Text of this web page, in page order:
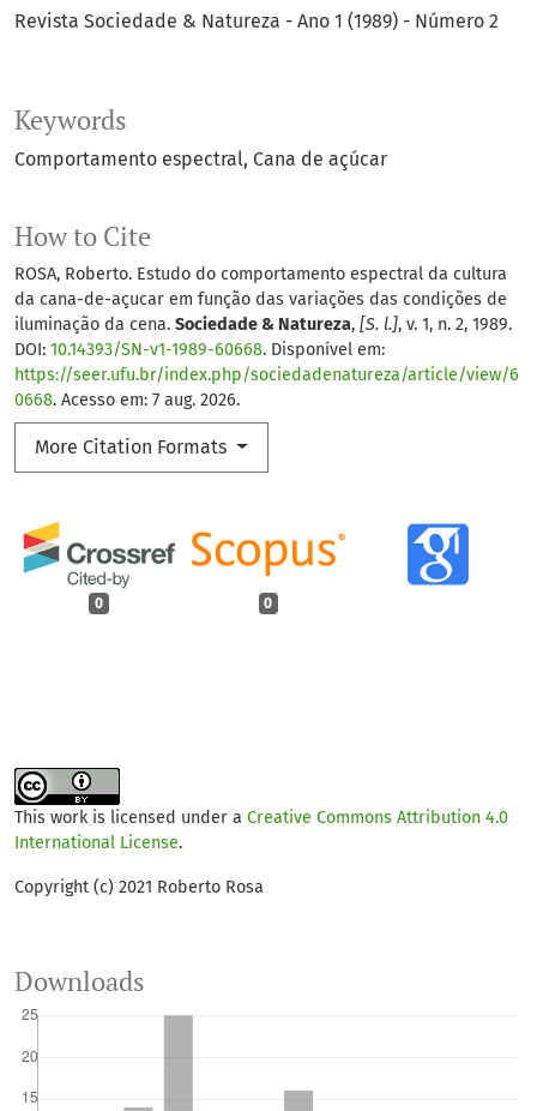
Keywords
Comportamento espectral Cana de açúcar
How to Cite
ROSA, Roberto. Estudo do comportamento espectral da cultura
da cana-de-açucar em função das variações das condições de
iluminação da cena. Sociedade & Natureza, [S. l.], v. 1, n. 2, 1989.
DOI: 10.14393/SN-v1-1989-60668. Disponível em:
https://seer.ufu.br/index.php/sociedadenatureza/article/view/6
0668. Acesso em: 7 aug. 2026.
More Citation Formats
0 0
Revista Sociedade & Natureza - Ano 1 (1989) - Número 2
This work is licensed under a Creative Commons Attribution 4.0
International License.
Copyright (c) 2021 Roberto Rosa
Downloads